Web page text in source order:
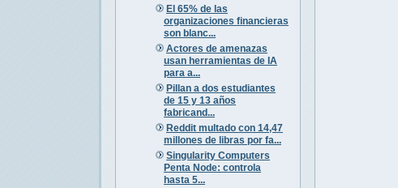
El 65% de las
organizaciones financieras
son blanc...
Actores de amenazas
usan herramientas de IA
para a...
Pillan a dos estudiantes
de 15 y 13 años
fabricand...
Reddit multado con 14,47
millones de libras por fa...
Singularity Computers
Penta Node: controla
hasta 5...